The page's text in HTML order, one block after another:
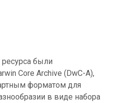
были
Core Archive (DwC-A),
форматом для
в виде набора